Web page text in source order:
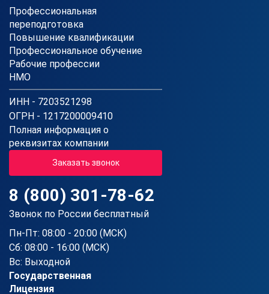
Профессиональная
переподготовка
Повышение квалификации
Профессиональное обучение
Рабочие профессии
НМО
ИНН - 7203521298
ОГРН - 1217200009410
Полная информация о
реквизитах компании
Заказать звонок
8 (800) 301-78-62
Звонок по России бесплатный
Пн-Пт: 08:00 - 20:00 (МСК)
Сб: 08:00 - 16:00 (МСК)
Вс: Выходной
Государственная
Лицензия